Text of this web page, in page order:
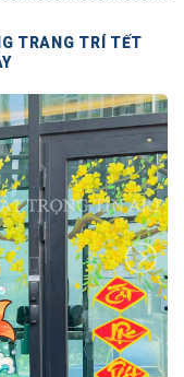
TRANG TRÍ TẾT